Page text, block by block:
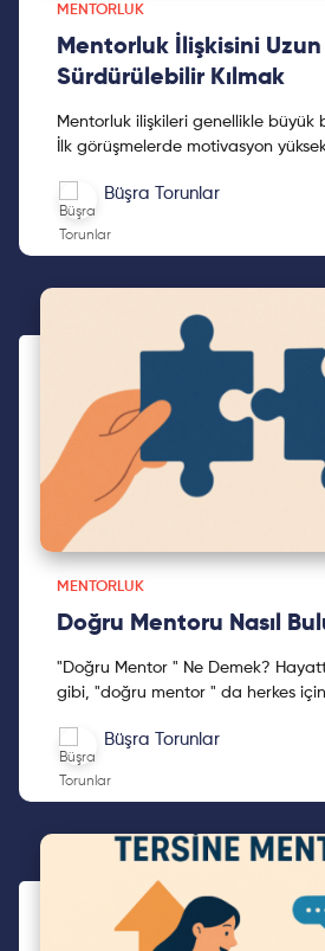
MENTORLUK
Mentorluk İlişkisini
Sürdürülebilir Kılmak
Mentorluk ilişkileri genellikle büyük
İlk görüşmelerde motivasyon
isteklidir. Ancak tıpkı bir proje
ritmini kaybedebilir. Görüşmeler
Büşra Torunlar
MENTORLUK
Doğru Mentoru Nasıl
"Doğru Mentor " Ne Demek?
gibi, "doğru mentor " da herkes
Büşra Torunlar